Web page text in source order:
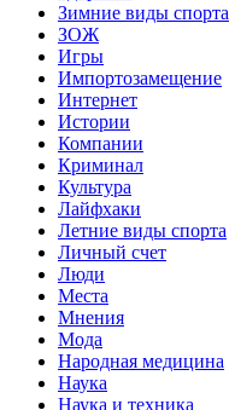
Зимние виды спорта
ЗОЖ
Игры
Импортозамещение
Интернет
Истории
Компании
Криминал
Культура
Лайфхаки
Летние виды спорта
Личный счет
Люди
Места
Мнения
Мода
Народная медицина
Наука
Наука и техника